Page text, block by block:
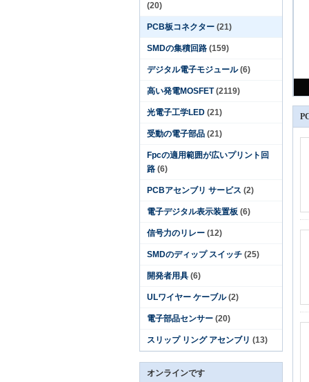
(20)
PCB板コネクター (21)
SMDの集積回路 (159)
デジタル電子モジュール (6)
高い発電MOSFET (2119)
光電子工学LED (21)
受動の電子部品 (21)
Fpcの適用範囲が広いプリント回
路 (6)
PCBアセンブリ サービス (2)
電子デジタル表示装置板 (6)
信号力のリレー (12)
SMDのディップ スイッチ (25)
開発者用具 (6)
ULワイヤー ケーブル (2)
電子部品センサー (20)
スリップ リング アセンブリ (13)
オンラインです